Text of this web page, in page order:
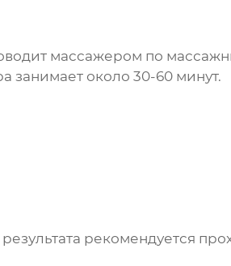
массажером по
занимает около 30-60 минут.
рекомендуется